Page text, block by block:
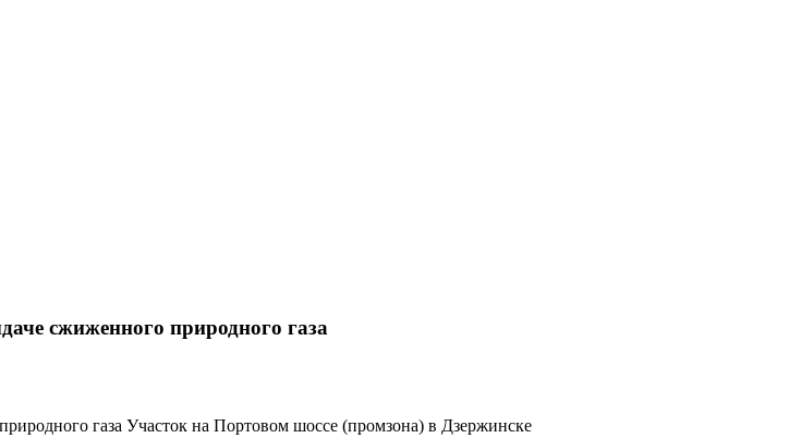
сжиженного природного газа
газа Участок на Портовом шоссе (промзона) в Дзержинске